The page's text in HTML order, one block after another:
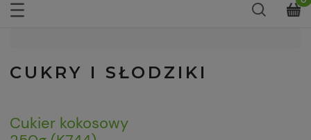
CUKRY I SŁODZIKI
Cukier kokosowy